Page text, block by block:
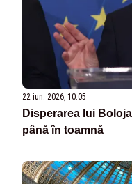
22 iun. 2026, 10:05
Disperarea lui
până în toamnă